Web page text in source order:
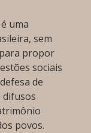
é uma
sem
propor
sociais
de
difusos
povos.